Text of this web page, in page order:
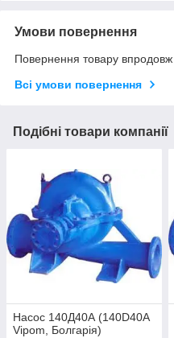
Умови повернення
Повернення товару впродовж
Всі умови повернення
Подібні товари компанії
Насос 140Д40А (140D40A
Vipom, Болгарія)